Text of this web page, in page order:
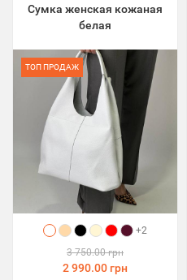
Сумка женская кожаная
белая
ТОП ПРОДАЖ
+2
3 750.00 грн
2 990.00 грн